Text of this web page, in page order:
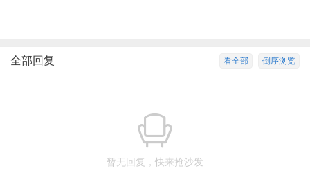
倒序浏览
看全部
全部回复
暂无回复，快来抢沙发